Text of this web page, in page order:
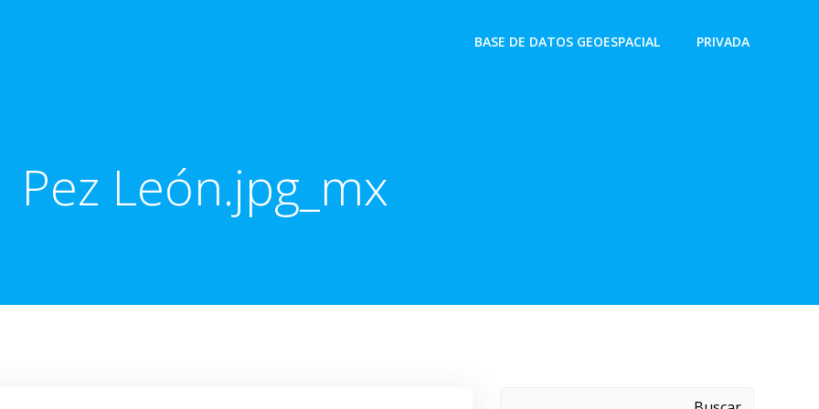
BASE DE DATOS GEOESPACIAL PRIVADA
Pez León.jpg_mx